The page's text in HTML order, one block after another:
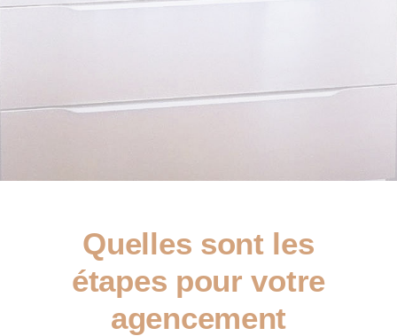
Quelles sont les
étapes pour votre
agencement